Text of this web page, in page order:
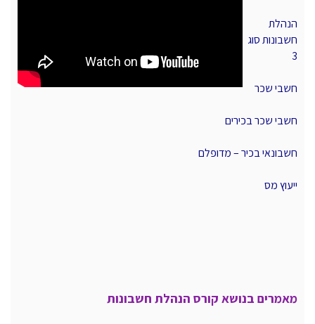
הנהלת
חשבונות סוג
3
חשבי שכר
חשבי שכר בכירים
חשבונאי בכיר – מדופלם
ייעוץ מס
מאמרים בנושא קורס הנהלת חשבונות